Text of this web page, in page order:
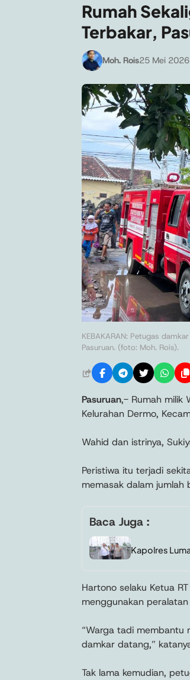
Rumah
Terbakar,
Moh. Rois25 Mei
KEBAKARAN: Petugas
Pasuruan. (foto: Moh. Rois).
Pasuruan,- Rumah milik
Kelurahan Dermo,
Wahid dan istrinya,
Peristiwa itu terjadi
memasak dalam jumlah
Baca Juga :
Kapolres
Hartono selaku Ketua
menggunakan
“Warga tadi membantu
damkar datang,”
Tak lama kemudian,